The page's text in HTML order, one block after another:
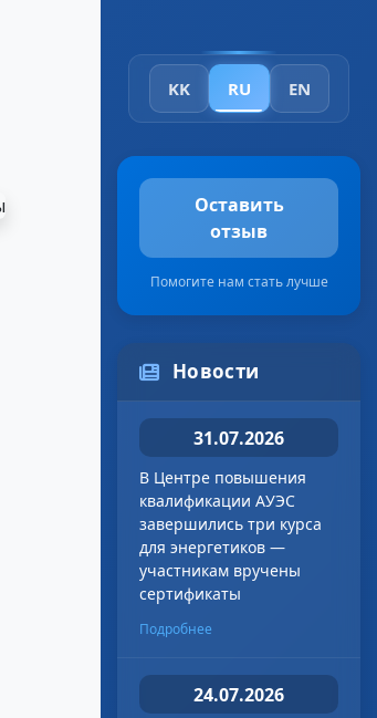
KK RU EN
Оставить
отзыв
Помогите нам стать лучше
Новости
31.07.2026
В Центре повышения
квалификации АУЭС
завершились три курса
для энергетиков —
участникам вручены
сертификаты
Подробнее
24.07.2026